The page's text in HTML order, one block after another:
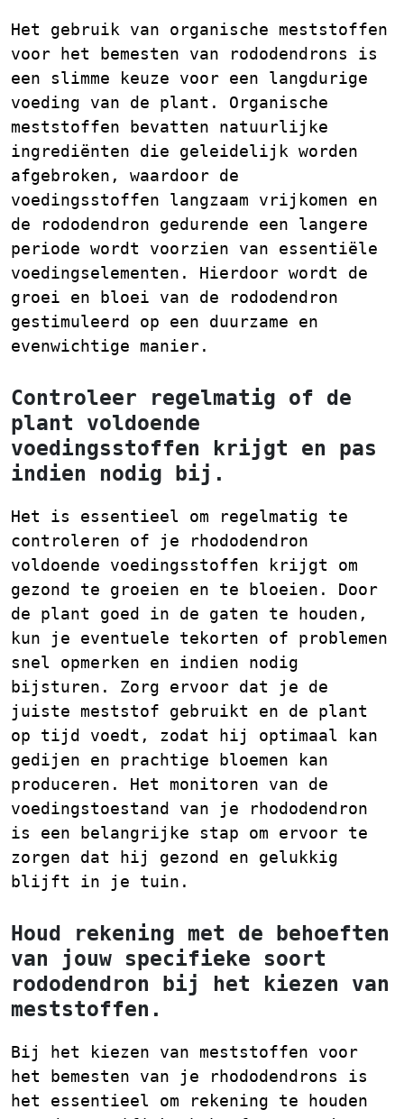
Het gebruik van organische meststoffen
voor het bemesten van rododendrons is
een slimme keuze voor een langdurige
voeding van de plant. Organische
meststoffen bevatten natuurlijke
ingrediënten die geleidelijk worden
afgebroken, waardoor de
voedingsstoffen langzaam vrijkomen en
de rododendron gedurende een langere
periode wordt voorzien van essentiële
voedingselementen. Hierdoor wordt de
groei en bloei van de rododendron
gestimuleerd op een duurzame en
evenwichtige manier.
Controleer regelmatig of de
plant voldoende
voedingsstoffen krijgt en pas
indien nodig bij.
Het is essentieel om regelmatig te
controleren of je rhododendron
voldoende voedingsstoffen krijgt om
gezond te groeien en te bloeien. Door
de plant goed in de gaten te houden,
kun je eventuele tekorten of problemen
snel opmerken en indien nodig
bijsturen. Zorg ervoor dat je de
juiste meststof gebruikt en de plant
op tijd voedt, zodat hij optimaal kan
gedijen en prachtige bloemen kan
produceren. Het monitoren van de
voedingstoestand van je rhododendron
is een belangrijke stap om ervoor te
zorgen dat hij gezond en gelukkig
blijft in je tuin.
Houd rekening met de behoeften
van jouw specifieke soort
rododendron bij het kiezen van
meststoffen.
Bij het kiezen van meststoffen voor
het bemesten van je rhododendrons is
het essentieel om rekening te houden